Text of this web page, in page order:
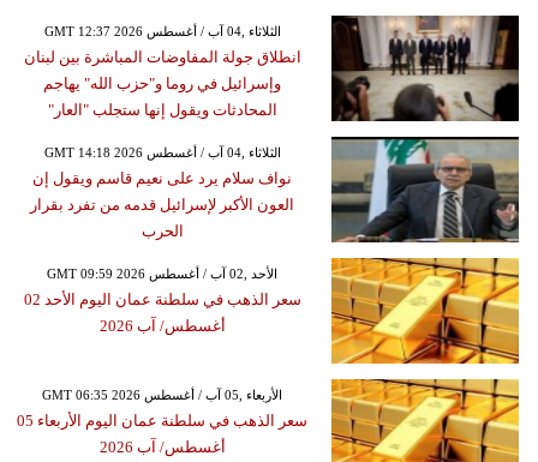
GMT 12:37 2026 الثلاثاء ,04 آب / أغسطس
انطلاق جولة المفاوضات المباشرة بين لبنان
وإسرائيل في روما و"حزب الله" يهاجم
المحادثات ويقول إنها ستجلب "العار"
GMT 14:18 2026 الثلاثاء ,04 آب / أغسطس
نواف سلام يرد على نعيم قاسم ويقول إن
العون الأكبر لإسرائيل قدمه من تفرد بقرار
الحرب
GMT 09:59 2026 الأحد ,02 آب / أغسطس
سعر الذهب في سلطنة عمان اليوم الأحد 02
أغسطس/ آب 2026
GMT 06:35 2026 الأربعاء ,05 آب / أغسطس
سعر الذهب في سلطنة عمان اليوم الأربعاء 05
أغسطس/ آب 2026